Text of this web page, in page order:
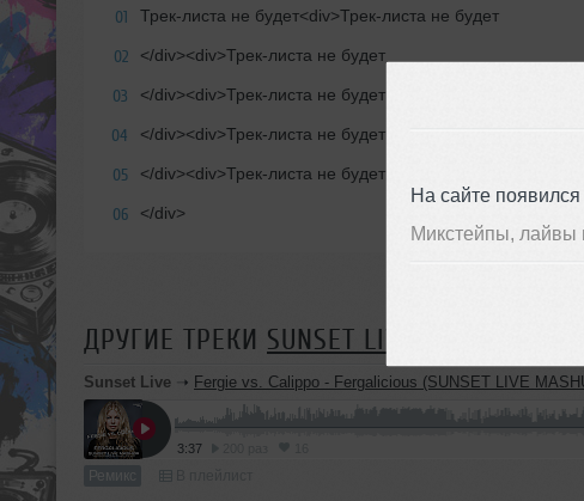
На сайте появился
Микстейпы, лайвы
01 Трек-листа не будет<div>Трек-листа не будет
02 </div><div>Трек-листа не будет
03 </div><div>Трек-листа не будет
04 </div><div>Трек-листа не будет
05 </div><div>Трек-листа не будет
06 </div>
ДРУГИЕ ТРЕКИ SUNSET LIVE
Sunset Live ➝ Fergie vs. Calippo - Fergalicious (SUNSET LIVE
3:37
Ремикс